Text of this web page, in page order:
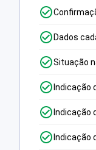
Dados
Situação
Indicação
Indicação
Indicação